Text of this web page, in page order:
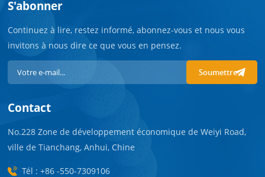
S'abonner
Continuez à lire, restez informé, abonnez-vous et nous vous
invitons à nous dire ce que vous en pensez.
Soumettre
Contact
No.228 Zone de développement économique de Weiyi Road,
ville de Tianchang, Anhui, Chine
Tél : +86 -550-7309106